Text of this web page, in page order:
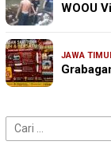
WOOU
JAWA
Cari
untuk: